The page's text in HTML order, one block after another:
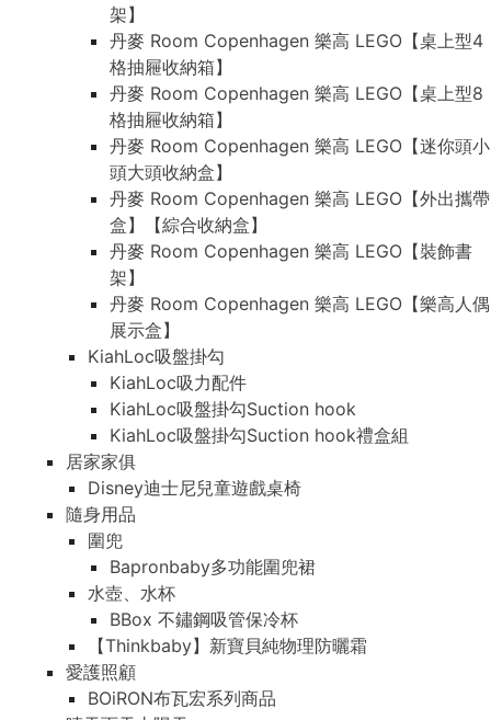
架】
丹麥 Room Copenhagen 樂高 LEGO【桌上型4
格抽屜收納箱】
丹麥 Room Copenhagen 樂高 LEGO【桌上型8
格抽屜收納箱】
丹麥 Room Copenhagen 樂高 LEGO【迷你頭小
頭大頭收納盒】
丹麥 Room Copenhagen 樂高 LEGO【外出攜帶
盒】【綜合收納盒】
丹麥 Room Copenhagen 樂高 LEGO【裝飾書
架】
丹麥 Room Copenhagen 樂高 LEGO【樂高人偶
展示盒】
KiahLoc吸盤掛勾
KiahLoc吸力配件
KiahLoc吸盤掛勾Suction hook
KiahLoc吸盤掛勾Suction hook禮盒組
居家家俱
Disney迪士尼兒童遊戲桌椅
隨身用品
圍兜
Bapronbaby多功能圍兜裙
水壺、水杯
BBox 不鏽鋼吸管保冷杯
【Thinkbaby】新寶貝純物理防曬霜
愛護照顧
BOiRON布瓦宏系列商品